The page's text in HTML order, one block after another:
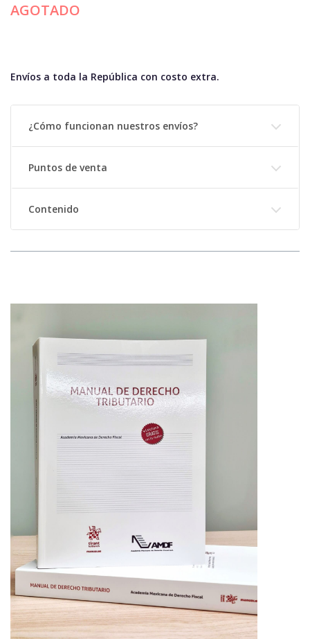
AGOTADO
Envíos a toda la República con costo extra.
¿Cómo funcionan nuestros envíos?
Puntos de venta
Contenido